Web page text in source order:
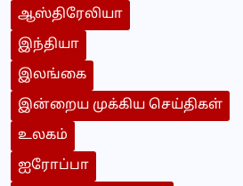
ஆஸ்திரேலியா
இந்தியா
இலங்கை
இன்றைய முக்கிய செய்திகள்
உலகம்
ஐரோப்பா